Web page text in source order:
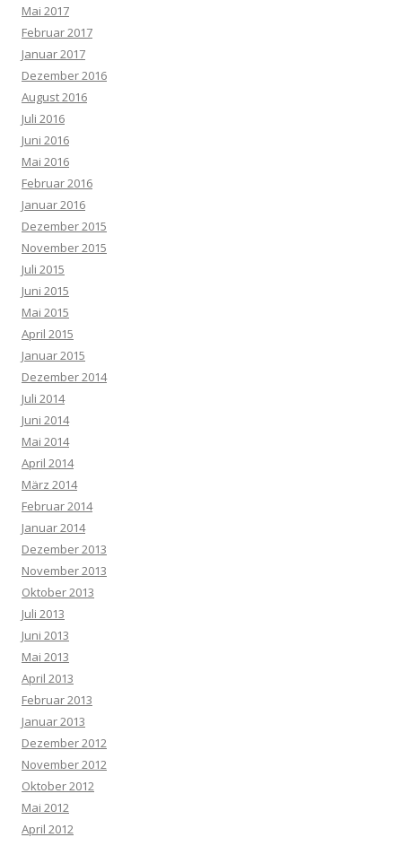
Mai 2017
Februar 2017
Januar 2017
Dezember 2016
August 2016
Juli 2016
Juni 2016
Mai 2016
Februar 2016
Januar 2016
Dezember 2015
November 2015
Juli 2015
Juni 2015
Mai 2015
April 2015
Januar 2015
Dezember 2014
Juli 2014
Juni 2014
Mai 2014
April 2014
März 2014
Februar 2014
Januar 2014
Dezember 2013
November 2013
Oktober 2013
Juli 2013
Juni 2013
Mai 2013
April 2013
Februar 2013
Januar 2013
Dezember 2012
November 2012
Oktober 2012
Mai 2012
April 2012